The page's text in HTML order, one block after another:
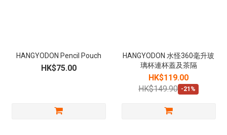
HANGYODON Pencil Pouch
HK$75.00
HANGYODON 水怪360毫升玻
璃杯連杯蓋及茶隔
HK$119.00
HK$149.90 -21%